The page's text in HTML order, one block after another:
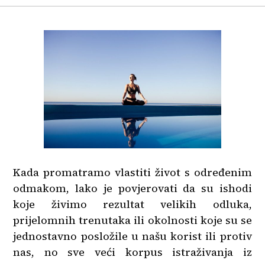
Kada promatramo vlastiti život s određenim
odmakom, lako je povjerovati da su ishodi
koje živimo rezultat velikih odluka,
prijelomnih trenutaka ili okolnosti koje su se
jednostavno posložile u našu korist ili protiv
nas, no sve veći korpus istraživanja iz